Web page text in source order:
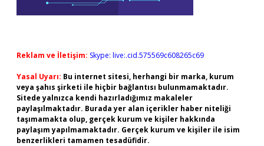
Reklam ve İletişim: Skype: live:.cid.575569c608265c69
Yasal Uyarı: Bu internet sitesi, herhangi bir marka, kurum
veya şahıs şirketi ile hiçbir bağlantısı bulunmamaktadır.
Sitede yalnızca kendi hazırladığımız makaleler
paylaşılmaktadır. Burada yer alan içerikler haber niteliği
taşımamakta olup, gerçek kurum ve kişiler hakkında
paylaşım yapılmamaktadır. Gerçek kurum ve kişiler ile isim
benzerlikleri tamamen tesadüfidir.